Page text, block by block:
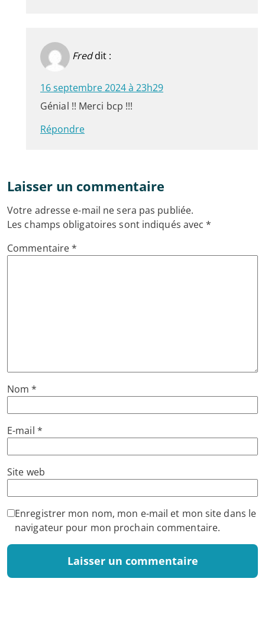
Fred dit :
16 septembre 2024 à 23h29
Génial !! Merci bcp !!!
Répondre
Laisser un commentaire
Votre adresse e-mail ne sera pas publiée.
Les champs obligatoires sont indiqués avec*
Commentaire*
Nom*
E-mail *
Site web
Enregistrer mon nom, mon e-mail et mon site dans le
navigateur pour mon prochain commentaire.